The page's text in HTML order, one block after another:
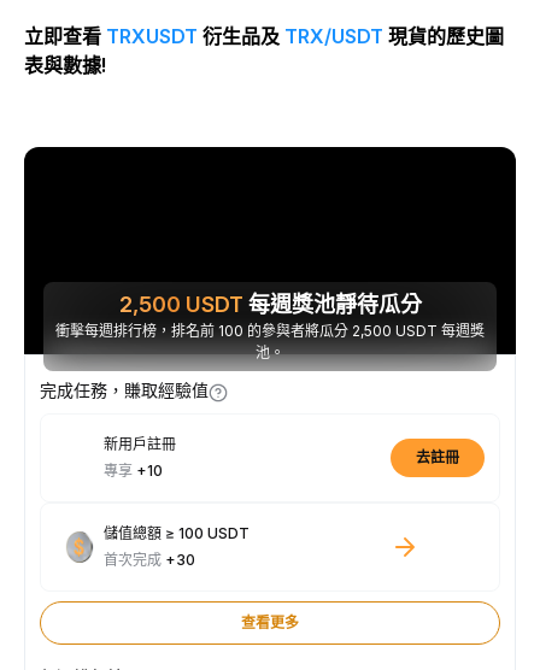
立即查看 TRXUSDT 衍生品及 TRX/USDT 現貨的歷史圖
表與數據!
2,500 USDT 每週獎池靜待瓜分
衝擊每週排行榜，排名前 100 的參與者將瓜分 2,500 USDT 每週獎
池。
完成任務，賺取經驗值
新用戶註冊
專享 +10
去註冊
儲值總額 ≥ 100 USDT
首次完成 +30
查看更多